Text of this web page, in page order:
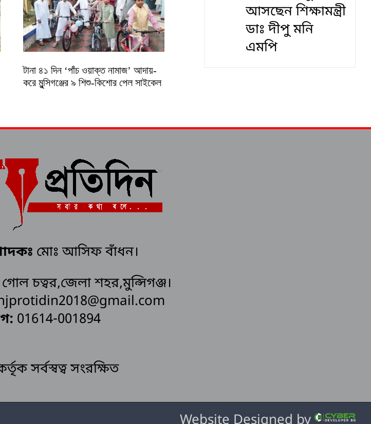
টানা ৪১ দিন ‘পাঁচ ওয়াক্ত নামাজ’ আদায়-
করে মুন্সিগঞ্জের ৯ শিশু-কিশোর পেল সাইকেল
আসছেন শিক্ষামন্ত্রী
ডাঃ দীপু মনি
এমপি
মোঃ আসিফ বাঁধন।
চত্বর,জেলা শহর,মুন্সিগঞ্জ।
01614-001894
সর্বস্বত্ব সংরক্ষিত